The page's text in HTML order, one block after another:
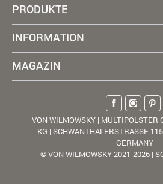
PRODUKTE
INFORMATION
MAGAZIN
VON WILMOWSKY | MULTIPOLSTER
KG | SCHWANTHALERSTRASSE
GERMANY
© VON WILMOWSKY 2021-2026 |